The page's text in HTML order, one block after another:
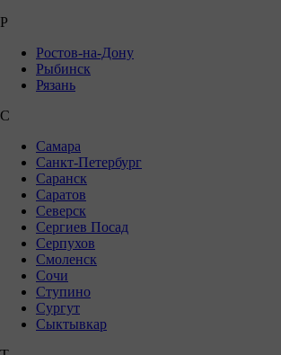
Р
Ростов-на-Дону
Рыбинск
Рязань
С
Самара
Санкт-Петербург
Саранск
Саратов
Северск
Сергиев Посад
Серпухов
Смоленск
Сочи
Ступино
Сургут
Сыктывкар